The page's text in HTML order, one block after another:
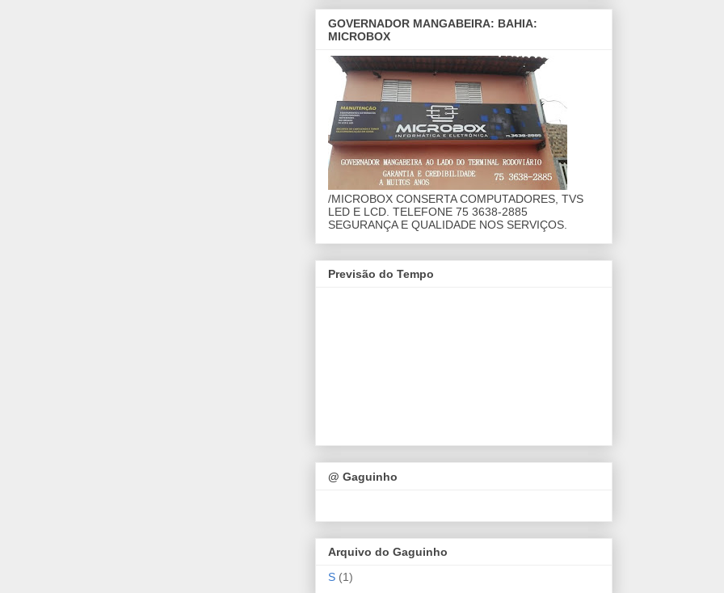
GOVERNADOR MANGABEIRA: BAHIA:
MICROBOX
/MICROBOX CONSERTA COMPUTADORES, TVS
LED E LCD. TELEFONE 75 3638-2885
SEGURANÇA E QUALIDADE NOS SERVIÇOS.
Previsão do Tempo
@ Gaguinho
Arquivo do Gaguinho
S (1)